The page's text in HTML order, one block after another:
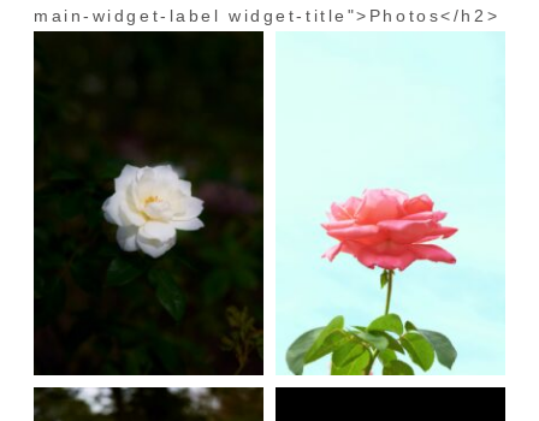
main-widget-label widget-title">Photos</h2>